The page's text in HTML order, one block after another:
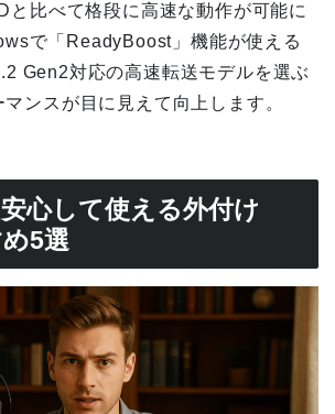
と比べて格段に高速な動作が可能に
で「ReadyBoost」機能が使える
Gen2対応の高速転送モデルを選ぶ
ンスが目に見えて向上します。
心して使える外付け
5選